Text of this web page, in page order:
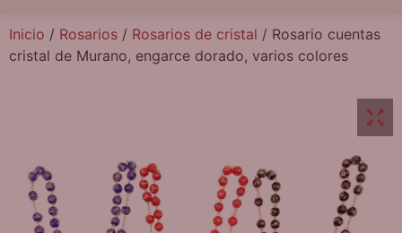
Inicio / Rosarios / Rosarios de cristal / Rosario cuentas
cristal de Murano, engarce dorado, varios colores